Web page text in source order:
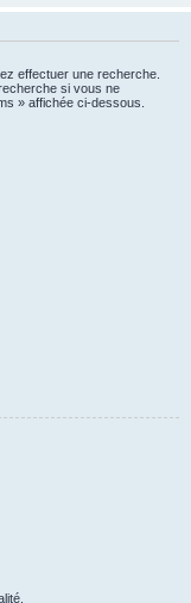
effectuer une recherche.
si vous ne
» affichée ci-dessous.